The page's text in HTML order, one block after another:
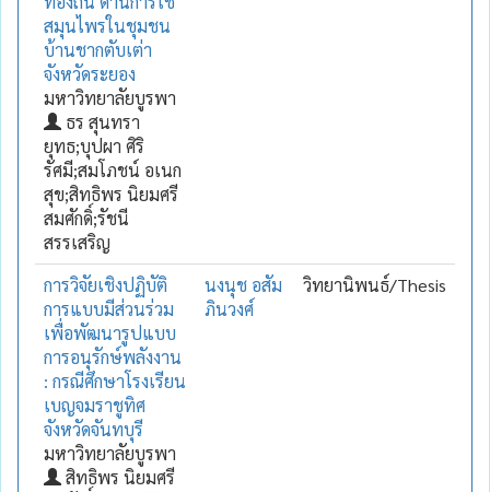
สมุนไพรในชุมชน
บ้านชากตับเต่า
จังหวัดระยอง
มหาวิทยาลัยบูรพา
ธร สุนทรา
ยุทธ;บุปผา ศิริ
รัศมี;สมโภชน์ อเนก
สุข;สิทธิพร นิยมศรี
สมศักดิ์;รัชนี
สรรเสริญ
การวิจัยเชิงปฏิบัติ
การแบบมีส่วนร่วม
เพื่อพัฒนารูปแบบ
การอนุรักษ์พลังงาน
: กรณีศึกษาโรงเรียน
เบญจมราชูทิศ
จังหวัดจันทบุรี
มหาวิทยาลัยบูรพา
สิทธิพร นิยมศรี
นงนุช อสัม
ภินวงศ์
วิทยานิพนธ์/Thesis